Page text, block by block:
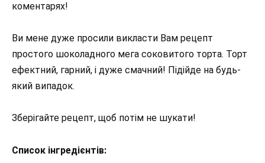
коментарях!
Ви мене дуже просили викласти Вам рецепт
простого шоколадного мега соковитого торта. Торт
ефектний, гарний, і дуже смачний! Підійде на будь-
який випадок.
Зберігайте рецепт, щоб потім не шукати!
Список інгредієнтів: